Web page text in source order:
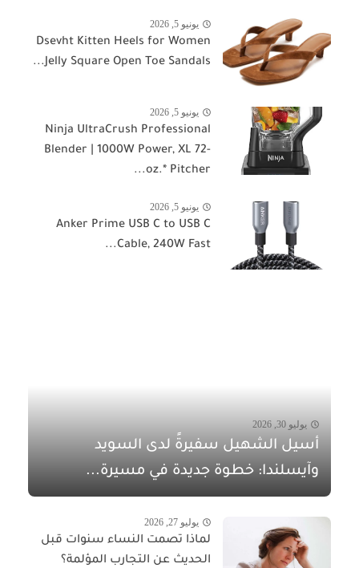
يونيو 5, 2026
Dsevht Kitten Heels for Women
Jelly Square Open Toe Sandals...
يونيو 5, 2026
Ninja UltraCrush Professional
Blender | 1000W Power, XL 72-
oz.* Pitcher...
يونيو 5, 2026
Anker Prime USB C to USB C
Cable, 240W Fast...
يوليو 30, 2026
أسيل الشهيل سفيرةً لدى السويد
وآيسلندا: خطوة جديدة في مسيرة...
يوليو 27, 2026
لماذا تصمت النساء سنوات قبل
الحديث عن التجارب المؤلمة؟